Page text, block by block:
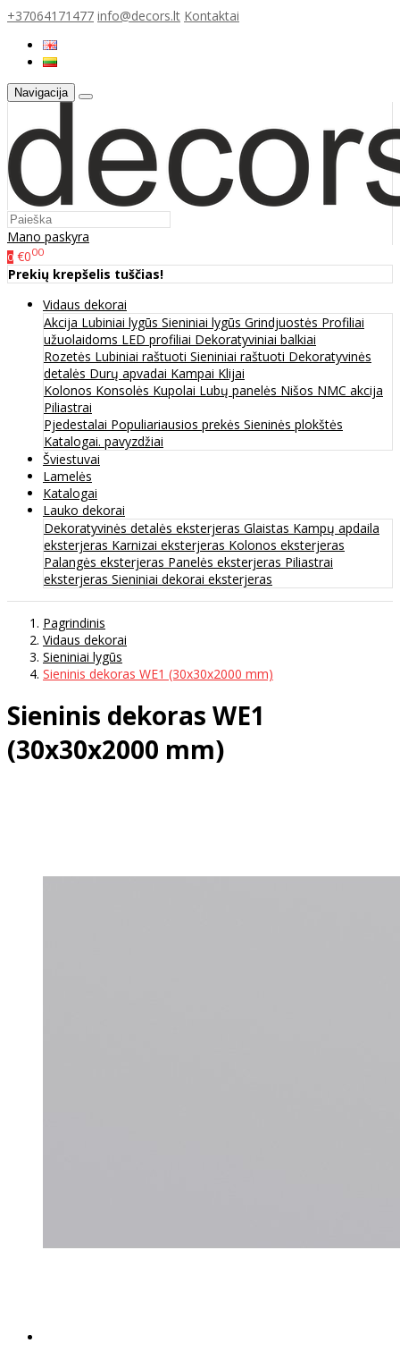
+37064171477 info@decors.lt Kontaktai
Navigacija
Mano paskyra
0 €000
Prekių krepšelis tuščias!
Vidaus dekorai
Akcija Lubiniai lygūs Sieniniai lygūs Grindjuostės Profiliai
užuolaidoms LED profiliai Dekoratyviniai balkiai
Rozetės Lubiniai raštuoti Sieniniai raštuoti Dekoratyvinės
detalės Durų apvadai Kampai Klijai
Kolonos Konsolės Kupolai Lubų panelės Nišos NMC akcija
Piliastrai
Pjedestalai Populiariausios prekės Sieninės plokštės
Katalogai. pavyzdžiai
Šviestuvai
Lamelės
Katalogai
Lauko dekorai
Dekoratyvinės detalės eksterjeras Glaistas Kampų apdaila
eksterjeras Karnizai eksterjeras Kolonos eksterjeras
Palangės eksterjeras Panelės eksterjeras Piliastrai
eksterjeras Sieniniai dekorai eksterjeras
Pagrindinis
Vidaus dekorai
Sieniniai lygūs
Sieninis dekoras WE1 (30x30x2000 mm)
Sieninis dekoras WE1
(30x30x2000 mm)